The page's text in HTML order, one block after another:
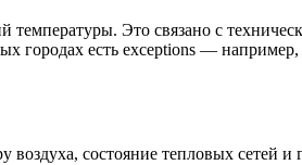
температуры. Это связано с
городах есть exceptions — например,
состояние тепловых сетей и